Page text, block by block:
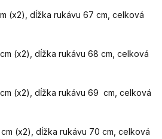
(x2), dĺžka rukávu 67 cm, celková
(x2), dĺžka rukávu 68 cm, celková
(x2), dĺžka rukávu 69 cm, celková
(x2), dĺžka rukávu 70 cm, celková